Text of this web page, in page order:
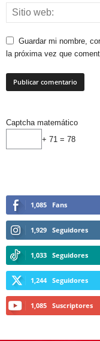
Guardar mi nombre,
la próxima vez que
Captcha matemático
+ 71 = 78
1,085 Fans
1,929 Seguidores
1,033 Seguidores
1,244 Seguidores
1,085 Suscriptores